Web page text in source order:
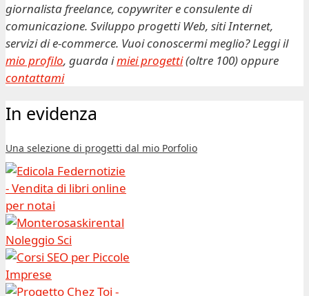
giornalista freelance, copywriter e consulente di
comunicazione. Sviluppo progetti Web, siti Internet,
servizi di e-commerce. Vuoi conoscermi meglio? Leggi il
mio profilo, guarda imiei progetti(oltre 100) oppure
contattami
In evidenza
Una selezione di progetti dal mio Porfolio